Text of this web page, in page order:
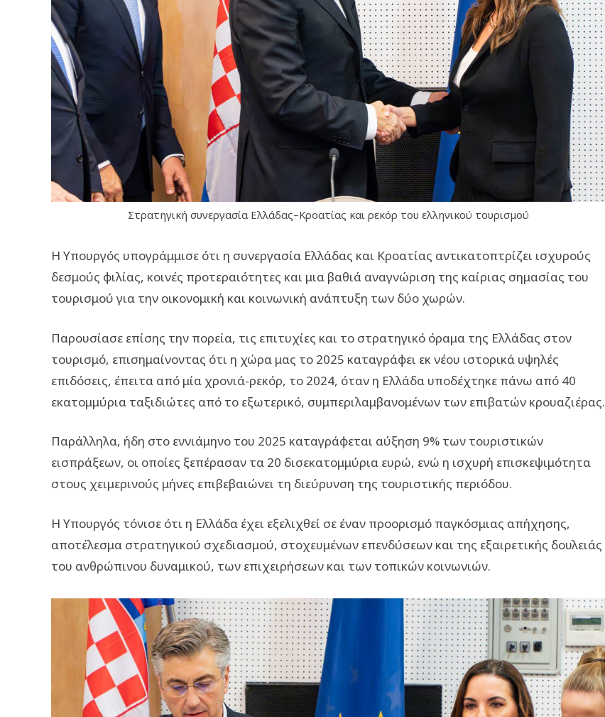
Στρατηγική συνεργασία Ελλάδας–Κροατίας και ρεκόρ του ελληνικού τουρισμού
Η Υπουργός υπογράμμισε ότι η συνεργασία Ελλάδας και Κροατίας αντικατοπτρίζει ισχυρούς
δεσμούς φιλίας, κοινές προτεραιότητες και μια βαθιά αναγνώριση της καίριας σημασίας του
τουρισμού για την οικονομική και κοινωνική ανάπτυξη των δύο χωρών.
Παρουσίασε επίσης την πορεία, τις επιτυχίες και το στρατηγικό όραμα της Ελλάδας στον
τουρισμό, επισημαίνοντας ότι η χώρα μας το 2025 καταγράφει εκ νέου ιστορικά υψηλές
επιδόσεις, έπειτα από μία χρονιά-ρεκόρ, το 2024, όταν η Ελλάδα υποδέχτηκε πάνω από 40
εκατομμύρια ταξιδιώτες από το εξωτερικό, συμπεριλαμβανομένων των επιβατών κρουαζιέρας.
Παράλληλα, ήδη στο εννιάμηνο του 2025 καταγράφεται αύξηση 9% των τουριστικών
εισπράξεων, οι οποίες ξεπέρασαν τα 20 δισεκατομμύρια ευρώ, ενώ η ισχυρή επισκεψιμότητα
στους χειμερινούς μήνες επιβεβαιώνει τη διεύρυνση της τουριστικής περιόδου.
Η Υπουργός τόνισε ότι η Ελλάδα έχει εξελιχθεί σε έναν προορισμό παγκόσμιας απήχησης,
αποτέλεσμα στρατηγικού σχεδιασμού, στοχευμένων επενδύσεων και της εξαιρετικής δουλειάς
του ανθρώπινου δυναμικού, των επιχειρήσεων και των τοπικών κοινωνιών.